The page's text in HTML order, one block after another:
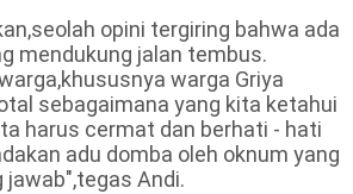
opini tergiring bahwa ada
mendukung jalan tembus.
warga Griya
sebagaimana yang kita ketahui
harus cermat dan berhati - hati
adu domba oleh oknum yang
Andi.